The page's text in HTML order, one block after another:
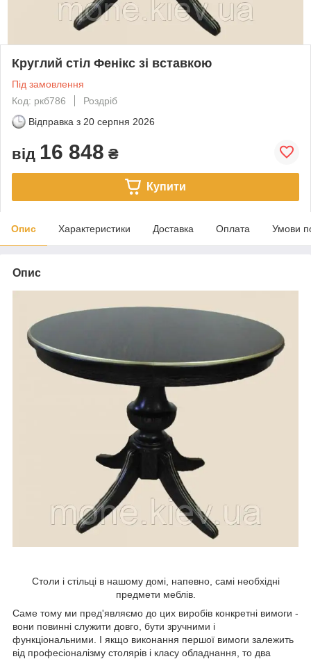
Круглий стіл Фенікс зі вставкою
Під замовлення
Код: ркб786
Роздріб
Відправка з 20 серпня 2026
від 16 848 ₴
Купити
Опис Характеристики Доставка Оплата Умови
Опис
Столи і стільці в нашому домі, напевно, самі необхідні
предмети меблів.
Саме тому ми пред'являємо до цих виробів конкретні вимоги -
вони повинні служити довго, бути зручними і
функціональними. І якщо виконання першої вимоги залежить
від професіоналізму столярів і класу обладнання, то два